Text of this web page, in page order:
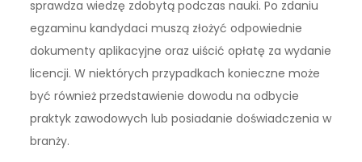
sprawdza wiedzę zdobytą podczas nauki. Po zdaniu
egzaminu kandydaci muszą złożyć odpowiednie
dokumenty aplikacyjne oraz uiścić opłatę za wydanie
licencji. W niektórych przypadkach konieczne może
być również przedstawienie dowodu na odbycie
praktyk zawodowych lub posiadanie doświadczenia w
branży.